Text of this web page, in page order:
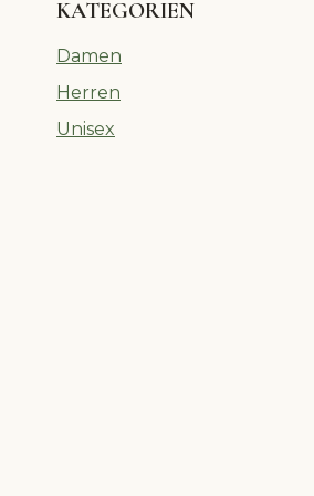
KATEGORIEN
Damen
Herren
Unisex